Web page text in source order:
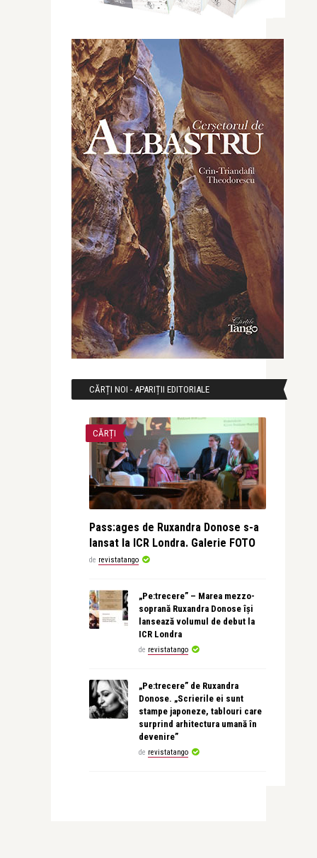
CĂRȚI NOI - APARIȚII EDITORIALE
CĂRȚI
Pass:ages de Ruxandra Donose s-a
lansat la ICR Londra. Galerie FOTO
de revistatango
„Pe:trecere” – Marea mezzo-
soprană Ruxandra Donose își
lansează volumul de debut la
ICR Londra
de revistatango
„Pe:trecere” de Ruxandra
Donose. „Scrierile ei sunt
stampe japoneze, tablouri care
surprind arhitectura umană în
devenire”
de revistatango